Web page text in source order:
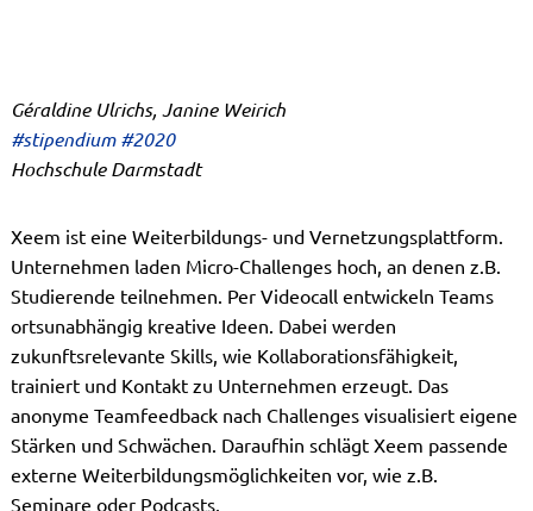
Géraldine Ulrichs, Janine Weirich
#stipendium #2020
Hochschule Darmstadt
Xeem ist eine Weiterbildungs- und Vernetzungsplattform.
Unternehmen laden Micro-Challenges hoch, an denen z.B.
Studierende teilnehmen. Per Videocall entwickeln Teams
ortsunabhängig kreative Ideen. Dabei werden
zukunftsrelevante Skills, wie Kollaborationsfähigkeit,
trainiert und Kontakt zu Unternehmen erzeugt. Das
anonyme Teamfeedback nach Challenges visualisiert eigene
Stärken und Schwächen. Daraufhin schlägt Xeem passende
externe Weiterbildungsmöglichkeiten vor, wie z.B.
Seminare oder Podcasts.